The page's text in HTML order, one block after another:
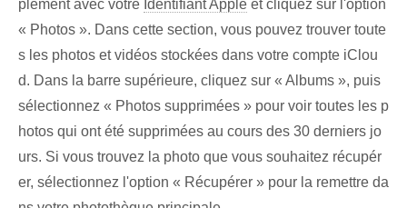
plement avec votre Identifiant Apple et cliquez sur l'option
« Photos ». Dans cette​ section⁤, vous pouvez trouver toute
s​ les photos et vidéos stockées dans votre compte iClou
d. Dans la barre supérieure, cliquez sur « Albums », puis
sélectionnez « Photos supprimées » pour voir toutes les p
hotos qui ont été supprimées au cours des 30 derniers jo
urs. Si vous trouvez la photo que vous souhaitez récupér
er, sélectionnez l'option « Récupérer » pour la remettre da